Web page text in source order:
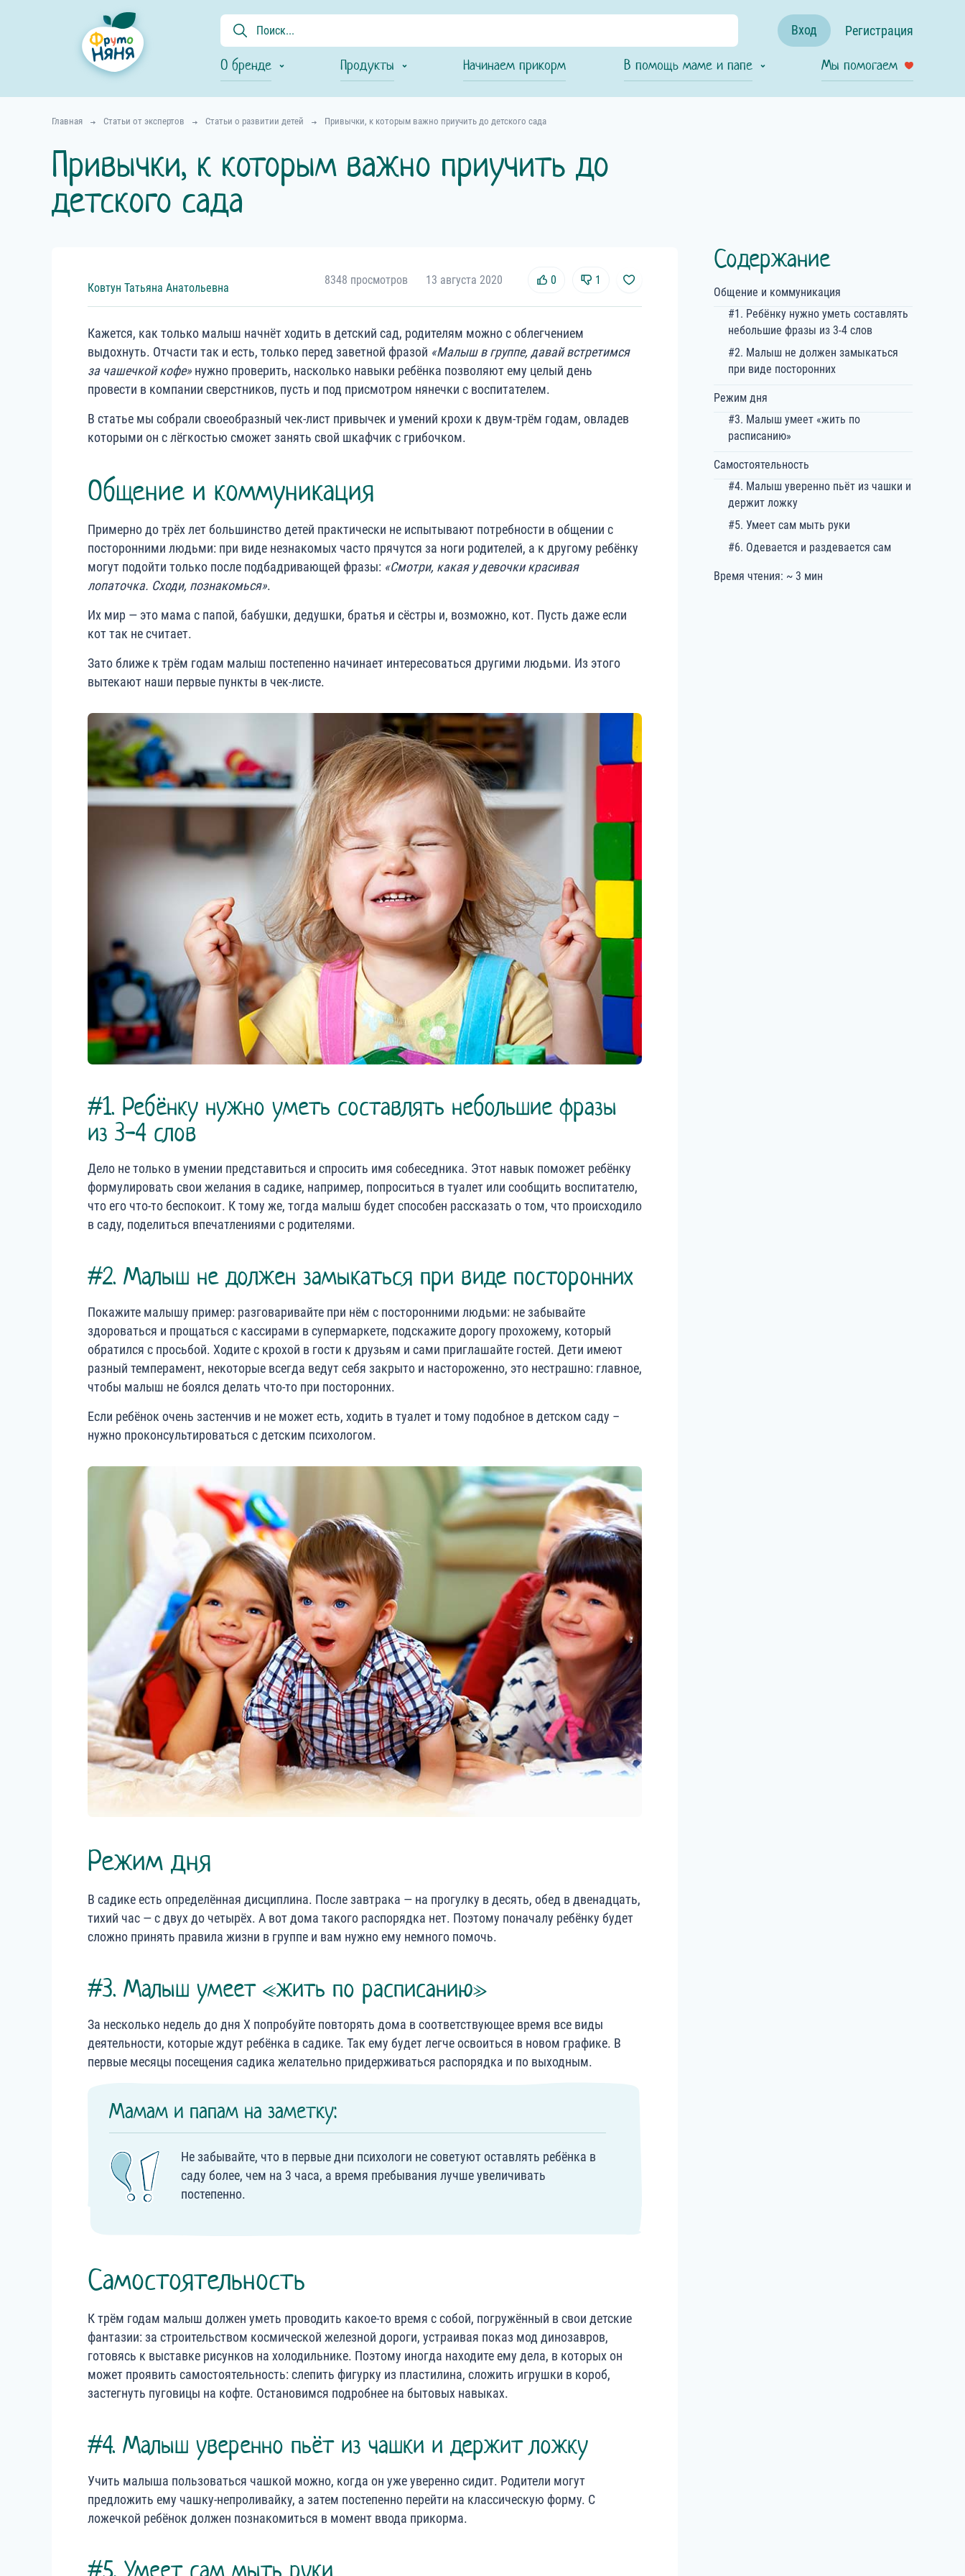
О бренде Продукты Начинаем прикорм В помощь маме и папе Мы помогаем
Регистрация
Вход
Главная Статьи от экспертов Статьи о развитии детей Привычки, к которым важно приучить до детского сада
Привычки, к которым важно приучить до
детского сада
Ковтун Татьяна Анатольевна
8348 просмотров 13 августа 2020 0 1
Кажется, как только малыш начнёт ходить в детский сад, родителям можно с облегчением
выдохнуть. Отчасти так и есть, только перед заветной фразой «Малыш в группе, давай встретимся
за чашечкой кофе» нужно проверить, насколько навыки ребёнка позволяют ему целый день
провести в компании сверстников, пусть и под присмотром нянечки с воспитателем.
В статье мы собрали своеобразный чек-лист привычек и умений крохи к двум-трём годам, овладев
которыми он с лёгкостью сможет занять свой шкафчик с грибочком.
Общение и коммуникация
Примерно до трёх лет большинство детей практически не испытывают потребности в общении с
посторонними людьми: при виде незнакомых часто прячутся за ноги родителей, а к другому ребёнку
могут подойти только после подбадривающей фразы: «Смотри, какая у девочки красивая
лопаточка. Сходи, познакомься».
Их мир — это мама с папой, бабушки, дедушки, братья и сёстры и, возможно, кот. Пусть даже если
кот так не считает.
Зато ближе к трём годам малыш постепенно начинает интересоваться другими людьми. Из этого
вытекают наши первые пункты в чек-листе.
#1. Ребёнку нужно уметь составлять небольшие фразы
из 3-4 слов
Дело не только в умении представиться и спросить имя собеседника. Этот навык поможет ребёнку
формулировать свои желания в садике, например, попроситься в туалет или сообщить воспитателю,
что его что-то беспокоит. К тому же, тогда малыш будет способен рассказать о том, что происходило
в саду, поделиться впечатлениями с родителями.
#2. Малыш не должен замыкаться при виде посторонних
Покажите малышу пример: разговаривайте при нём с посторонними людьми: не забывайте
здороваться и прощаться с кассирами в супермаркете, подскажите дорогу прохожему, который
обратился с просьбой. Ходите с крохой в гости к друзьям и сами приглашайте гостей. Дети имеют
разный темперамент, некоторые всегда ведут себя закрыто и настороженно, это нестрашно: главное,
чтобы малыш не боялся делать что-то при посторонних.
Если ребёнок очень застенчив и не может есть, ходить в туалет и тому подобное в детском саду –
нужно проконсультироваться с детским психологом.
Режим дня
В садике есть определённая дисциплина. После завтрака — на прогулку в десять, обед в двенадцать,
тихий час — с двух до четырёх. А вот дома такого распорядка нет. Поэтому поначалу ребёнку будет
сложно принять правила жизни в группе и вам нужно ему немного помочь.
#3. Малыш умеет «жить по расписанию»
За несколько недель до дня X попробуйте повторять дома в соответствующее время все виды
деятельности, которые ждут ребёнка в садике. Так ему будет легче освоиться в новом графике. В
первые месяцы посещения садика желательно придерживаться распорядка и по выходным.
Мамам и папам на заметку:
Не забывайте, что в первые дни психологи не советуют оставлять ребёнка в
саду более, чем на 3 часа, а время пребывания лучше увеличивать
постепенно.
Самостоятельность
К трём годам малыш должен уметь проводить какое-то время с собой, погружённый в свои детские
фантазии: за строительством космической железной дороги, устраивая показ мод динозавров,
готовясь к выставке рисунков на холодильнике. Поэтому иногда находите ему дела, в которых он
может проявить самостоятельность: слепить фигурку из пластилина, сложить игрушки в короб,
застегнуть пуговицы на кофте. Остановимся подробнее на бытовых навыках.
#4. Малыш уверенно пьёт из чашки и держит ложку
Учить малыша пользоваться чашкой можно, когда он уже уверенно сидит. Родители могут
предложить ему чашку-непроливайку, а затем постепенно перейти на классическую форму. С
ложечкой ребёнок должен познакомиться в момент ввода прикорма.
#5. Умеет сам мыть руки
Содержание
Общение и коммуникация
#1. Ребёнку нужно уметь составлять
небольшие фразы из 3-4 слов
#2. Малыш не должен замыкаться
при виде посторонних
Режим дня
#3. Малыш умеет «жить по
расписанию»
Самостоятельность
#4. Малыш уверенно пьёт из чашки и
держит ложку
#5. Умеет сам мыть руки
#6. Одевается и раздевается сам
Время чтения: ~ 3 мин